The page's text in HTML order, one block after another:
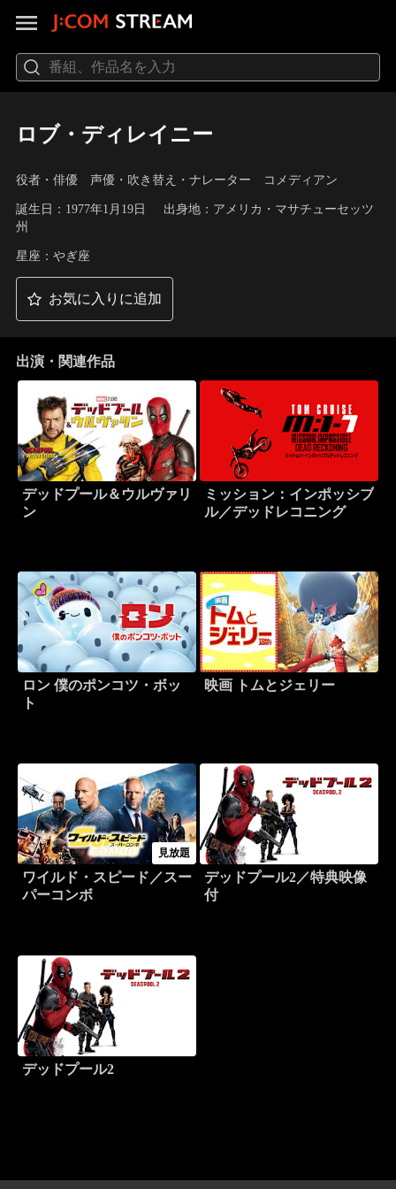
ロブ・ディレイニー
役者・俳優 声優・吹き替え・ナレーター コメディアン
誕生日：1977年1月19日
出身地：アメリカ・マサチューセッツ
州
星座：やぎ座
お気に入りに追加
出演・関連作品
デッドプール＆ウルヴァリ
ン
ミッション：インポッシブ
ル／デッドレコニング
ロン 僕のポンコツ・ボッ
ト
映画 トムとジェリー
見放題
ワイルド・スピード／スー
パーコンボ
デッドプール2／特典映像
付
デッドプール2